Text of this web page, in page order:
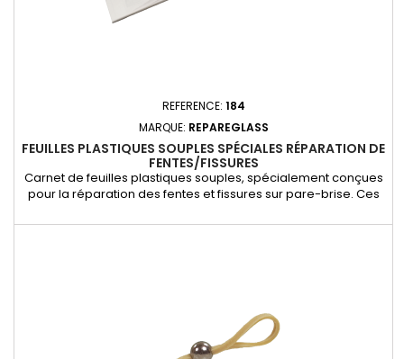
REFERENCE: 184
MARQUE: REPAREGLASS
FEUILLES PLASTIQUES SOUPLES SPÉCIALES RÉPARATION DE
FENTES/FISSURES
Carnet de feuilles plastiques souples, spécialement conçues
pour la réparation des fentes et fissures sur pare-brise. Ces
résine. Il suffit de les poser sur la résine fraîchement